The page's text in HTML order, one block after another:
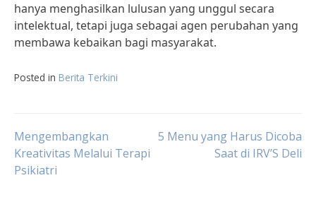
hanya menghasilkan lulusan yang unggul secara
intelektual, tetapi juga sebagai agen perubahan yang
membawa kebaikan bagi masyarakat.
Posted in Berita Terkini
Post
navigation
Mengembangkan
Kreativitas Melalui Terapi
Psikiatri
5 Menu yang Harus Dicoba
Saat di IRV’S Deli